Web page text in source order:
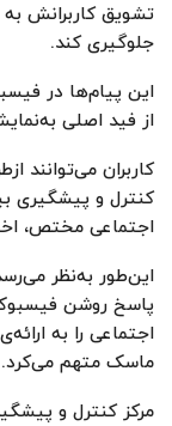
تشویق کاربرانش به
جلوگیری کند.
این پیام‌ها در
از فید اصلی
کاربران می‌توانند
کنترل و پیشگیری
اجتماعی مختص،
این‌طور به‌نظر
پاسخ روشن
اجتماعی را به
ماسک متهم می‌کرد.